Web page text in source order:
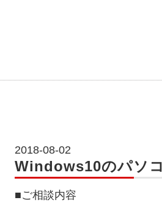
2018-08-02
Windows10のパソ
■ご相談内容